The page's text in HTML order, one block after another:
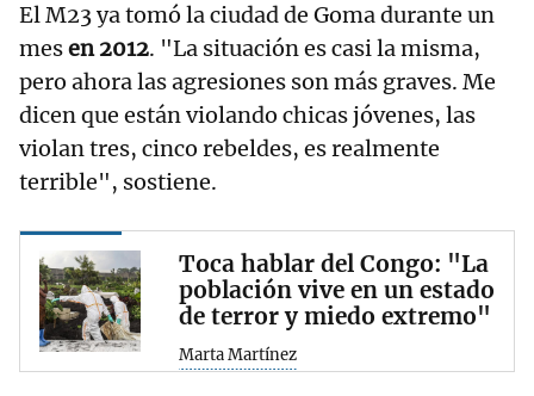
El M23 ya tomó la ciudad de Goma durante un
mesen 2012. "La situación es casi la misma,
pero ahora las agresiones son más graves. Me
dicen que están violando chicas jóvenes, las
violan tres, cinco rebeldes, es realmente
terrible", sostiene.
Toca hablar del Congo: "La
población vive en un estado
de terror y miedo extremo"
Marta Martínez